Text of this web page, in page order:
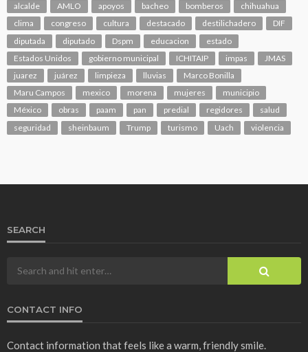
alcalde AMLO apoyos bacheo bomberos
chihuahua
clima
congreso cultura destacado destilichadero
DIF
diputada
diputado Dspm educacion
estado
Estados Unidos
gobierno municipal ICHITAIP impas
JMAS
juarez
juárez limpieza lluvias
Marco Bonilla
Maru Campos
mexico morena mujeres
municipio
México
obras paam pan predial regidores
salud
seguridad
sheinbaum Trump turismo Uach violencia
SEARCH
CONTACT INFO
Contact information that feels like a warm, friendly smile.